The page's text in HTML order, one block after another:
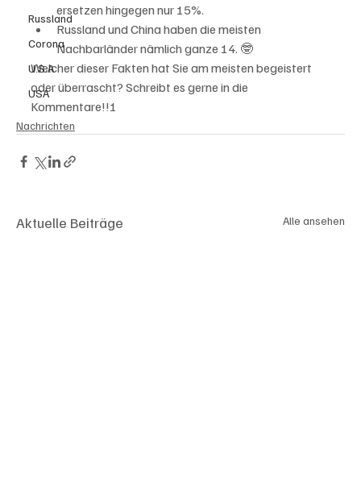
Russland
Corona
U.S.A
USA
ersetzen hingegen nur 15%.
Russland und China haben die meisten
Nachbarländer nämlich ganze 14. 🤓
Welcher dieser Fakten hat Sie am meisten begeistert
oder überrascht? Schreibt es gerne in die
Kommentare!!!
Nachrichten
Aktuelle Beiträge Alle ansehen